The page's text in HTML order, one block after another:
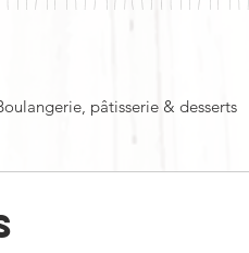
pâtisserie & desserts